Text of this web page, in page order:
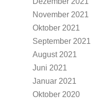
November 2021
Oktober 2021
September 2021
August 2021
Juni 2021
Januar 2021
Oktober 2020